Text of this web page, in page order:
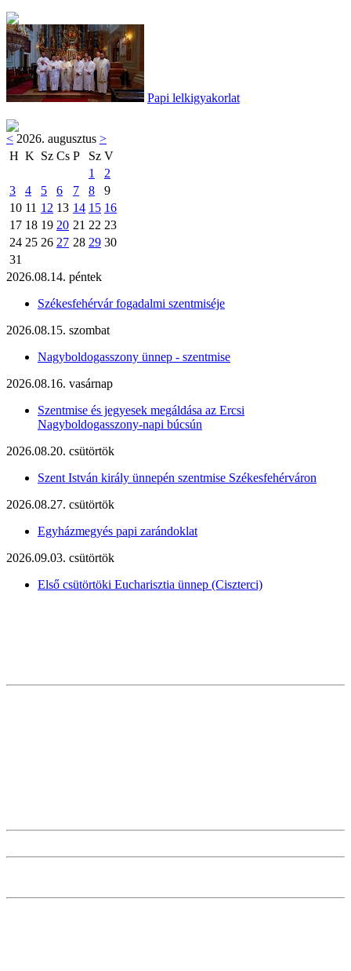
Papi lelkigyakorlat
< 2026. augusztus >
H K Sz Cs P Sz V
1
2
3
4 5 6 7 8
9
10 11 12 13 14 15 16
17 18 19 20 21 22 23
24 25 26 27 28 29 30
31
2026.08.14. péntek
Székesfehérvár fogadalmi szentmiséje
2026.08.15. szombat
Nagyboldogasszony ünnep - szentmise
2026.08.16. vasárnap
Szentmise és jegyesek megáldása az Ercsi
Nagyboldogasszony-napi búcsún
2026.08.20. csütörtök
Szent István király ünnepén szentmise Székesfehérváron
2026.08.27. csütörtök
Egyházmegyés papi zarándoklat
2026.09.03. csütörtök
Első csütörtöki Eucharisztia ünnep (Ciszterci)